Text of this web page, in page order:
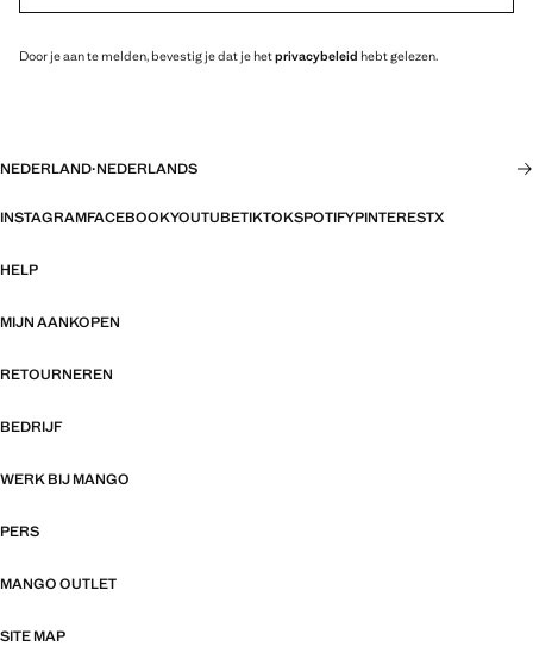
Door je aan te melden, bevestig je dat je hetprivacybeleid hebt gelezen.
NEDERLAND·NEDERLANDS
INSTAGRAMFACEBOOKYOUTUBETIKTOKSPOTIFYPINTERESTX
HELP
MIJN AANKOPEN
RETOURNEREN
BEDRIJF
WERK BIJ MANGO
PERS
MANGO OUTLET
SITE MAP